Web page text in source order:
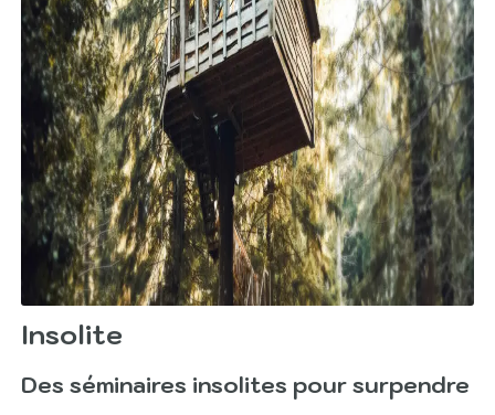
Insolite
Des séminaires insolites pour surpendre